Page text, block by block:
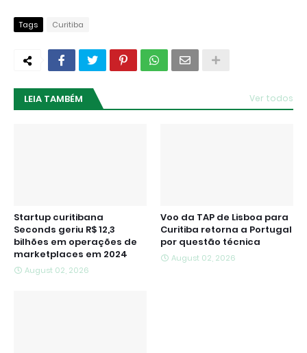
Tags Curitiba
LEIA TAMBÉM Ver todos
Startup curitibana
Seconds geriu R$ 12,3
bilhões em operações de
marketplaces em 2024
August 02, 2026
Voo da TAP de Lisboa para
Curitiba retorna a Portugal
por questão técnica
August 02, 2026